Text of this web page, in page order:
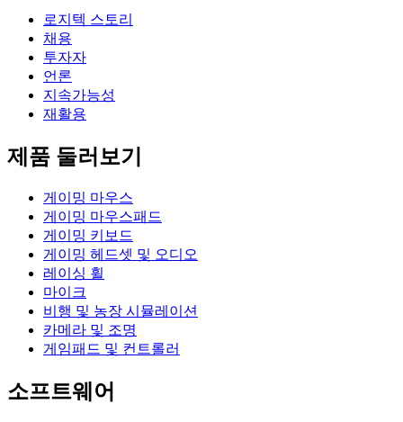
로지텍 스토리
채용
투자자
언론
지속가능성
재활용
제품 둘러보기
게이밍 마우스
게이밍 마우스패드
게이밍 키보드
게이밍 헤드셋 및 오디오
레이싱 휠
마이크
비행 및 농장 시뮬레이션
카메라 및 조명
게임패드 및 컨트롤러
소프트웨어